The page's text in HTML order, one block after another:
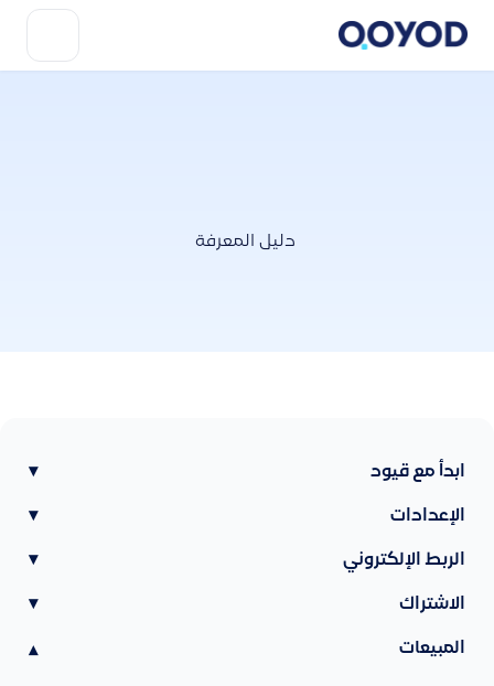
دليل المعرفة
ابدأ مع قيود ▾
الإعدادات ▾
الربط الإلكتروني ▾
الاشتراك ▾
المبيعات ▾